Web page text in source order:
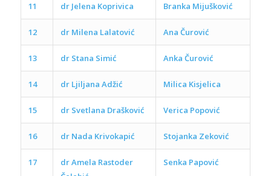
11 dr Jelena Koprivica Branka Mijušković
12 dr Milena Lalatović Ana Čurović
13 dr Stana Simić Anka Čurović
14 dr Ljiljana Adžić Milica Kisjelica
15 dr Svetlana Drašković Verica Popović
16 dr Nada Krivokapić Stojanka Zeković
17
dr Amela Rastoder
Senka Papović